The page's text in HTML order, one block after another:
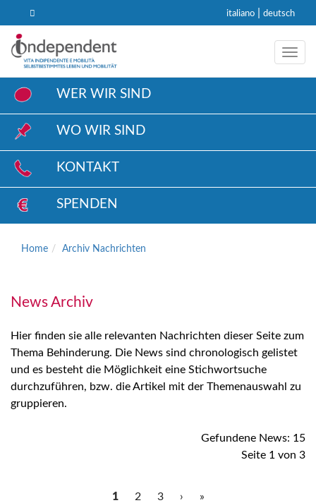
italiano deutsch
WER WIR SIND
WO WIR SIND
KONTAKT
SPENDEN
Home Archiv Nachrichten
News Archiv
Hier finden sie alle relevanten Nachrichten dieser Seite zum
Thema Behinderung. Die News sind chronologisch gelistet
und es besteht die Möglichkeit eine Stichwortsuche
durchzuführen, bzw. die Artikel mit der Themenauswahl zu
gruppieren.
Gefundene News: 15
Seite 1 von 3
1 2 3 › »